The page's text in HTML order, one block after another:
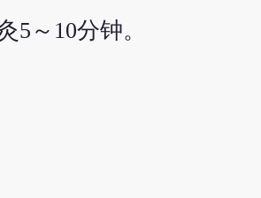
5～10分钟。